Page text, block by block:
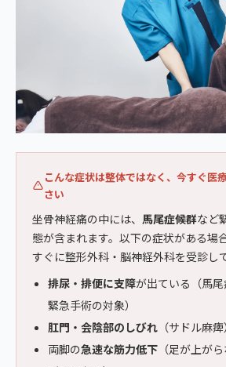
こんな症状は整体ではなく、今すぐ医
さい
坐骨神経痛の中には、 馬尾症候群など
態が含まれます。以下の症状がある場
すぐに整形外科・脳神経外科を受診し
排尿・排便に支障が出ている（馬
緊急手術の対象）
肛門・会陰部のしびれ （サドル麻痺）
両脚の急速な筋力低下 （足が上が